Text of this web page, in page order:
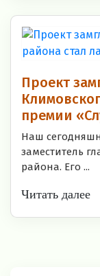
Проект
премии
Наш
заместитель
района. Его ...
Читать далее